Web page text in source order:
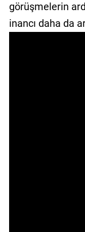
VİDEO
YAZARLAR
görüşmelerin
inancı daha da